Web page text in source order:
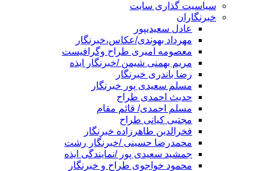
سیاسیت گذاری سایت
خبرنگاران
عادل سعیدیپور
مهرداد بهوندی/عکاس،خبرنگار
معصومه امیری طراح وگرافیست
مریم بهمنی شیمن /خبرنگار ایذه
رضا باندری خبرنگار
مسلم سعیدی پور خبرنگار
حدیث احمدی طراح
مسلم احمدی/ قائم مقام
مجتبی کیانی طراح
فخرالدین طاهرزاده خبرنگار
محمدرضا حسینی /خبرنگار رشت
جمشید سعیدی پور /نمایندگی ایذه
محمود خواجوی طراح و خبرنگار